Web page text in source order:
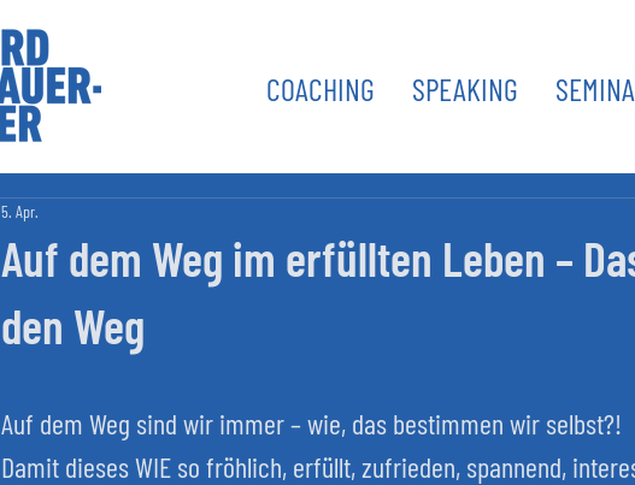
COACHING SPEAKING
Auf dem Weg im erfüllten Leben –
den Weg
5. Apr.
Auf dem Weg sind wir immer – wie, das bestimmen wir selbst?!
Damit dieses WIE so fröhlich, erfüllt, zufrieden, spannend,